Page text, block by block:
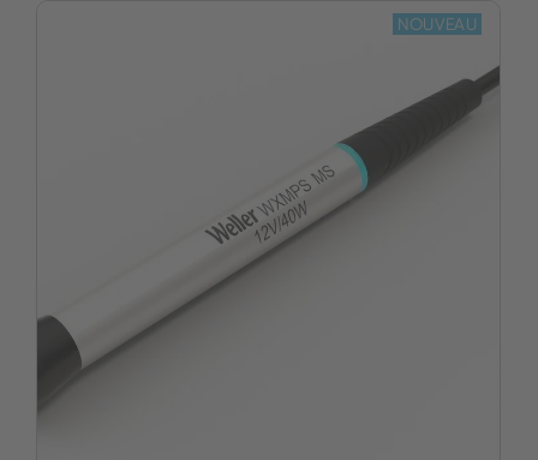
NOUVEAU